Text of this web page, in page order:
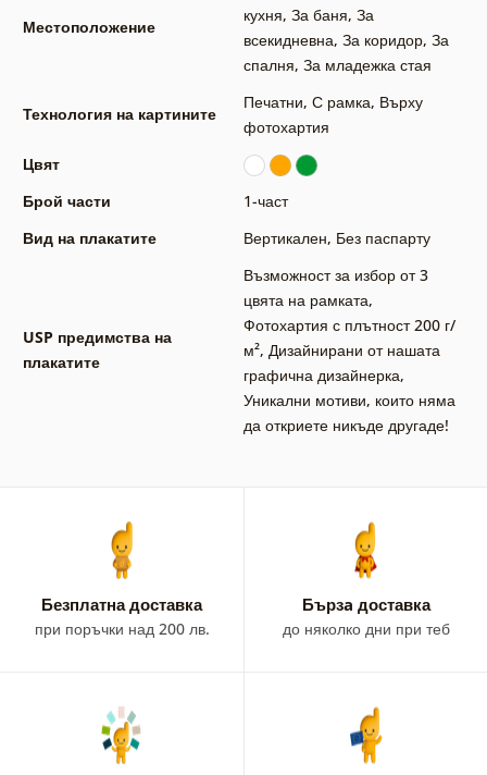
Местоположение
кухня, За баня, За
всекидневна, За коридор, За
спалня, За младежка стая
Технология на картините
Печатни, С рамка, Върху
фотохартия
Цвят
Брой части
1-част
Вид на плакатите
Вертикален, Без паспарту
USP предимства на
плакатите
Възможност за избор от 3
цвята на рамката,
Фотохартия с плътност 200 г/
м², Дизайнирани от нашата
графична дизайнерка,
Уникални мотиви, които няма
да откриете никъде другаде!
Безплатна доставка
при поръчки над 200 лв.
Бързa доставка
до няколко дни при теб